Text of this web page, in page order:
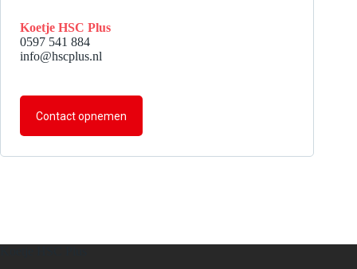
Koetje HSC Plus
0597 541 884
info@hscplus.nl
Contact opnemen